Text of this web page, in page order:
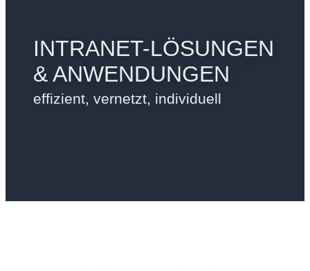
INTRANET-LÖSUNGEN
& ANWENDUNGEN
effizient, vernetzt, individuell